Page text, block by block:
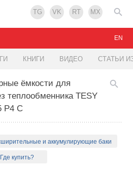
TG VK RT MX
КНИГИ ВИДЕО СТАТЬИ
EN
ёмкости для
теплообменника TESY
P4 C
и аккумулирующие баки
Где купить?